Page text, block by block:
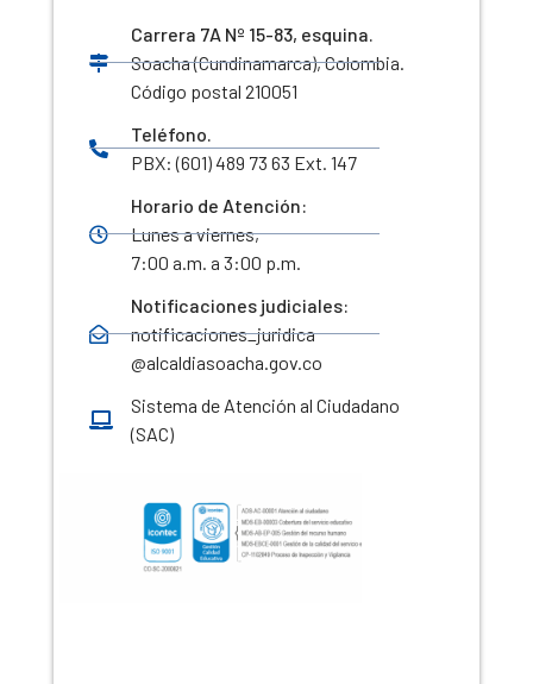
Carrera 7A Nº 15-83, esquina.
Soacha (Cundinamarca), Colombia.
Código postal 210051
Teléfono.
PBX: (601) 489 73 63 Ext. 147
Horario de Atención:
Lunes a viernes,
7:00 a.m. a 3:00 p.m.
Notificaciones judiciales:
notificaciones_juridica
@alcaldiasoacha.gov.co
Sistema de Atención al Ciudadano
(SAC)